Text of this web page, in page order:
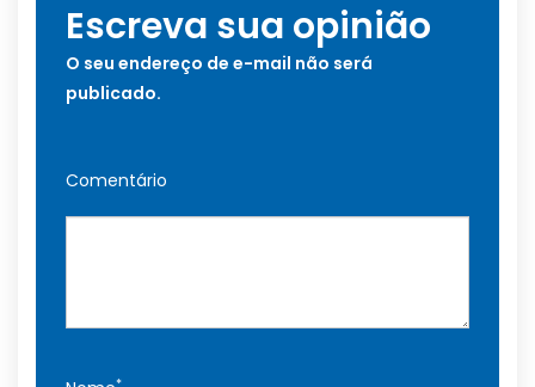
Escreva sua opinião
O seu endereço de e-mail não será
publicado.
Comentário